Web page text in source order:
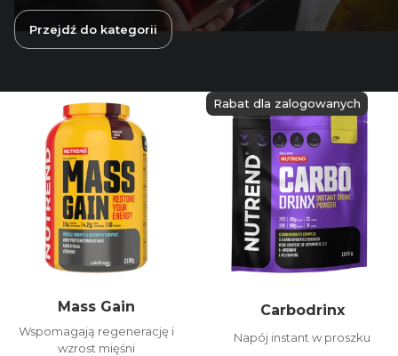
Przejdź do kategorii
Mass Gain
Wspomagają regenerację i
wzrost mięśni
Rabat dla zalogowanych
Carbodrinx
Napój instant w proszku